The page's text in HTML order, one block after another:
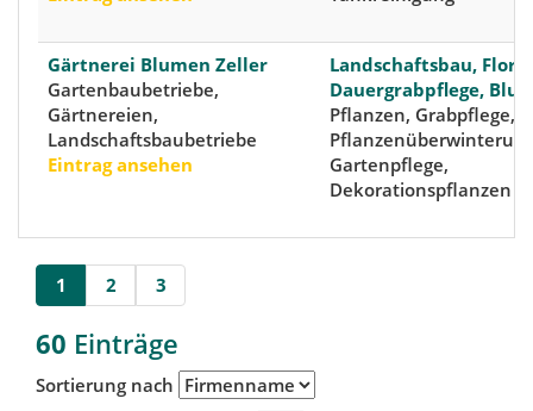
Gärtnerei Blumen Zeller
Gartenbaubetriebe,
Gärtnereien,
Landschaftsbaubetriebe
Eintrag ansehen
Landschaftsbau,
Dauergrabpflege,
Pflanzen, Grabpflege,
Gartenpflege,
Dekorationspflanzen
1 2 3
60 Einträge
Sortierung nach